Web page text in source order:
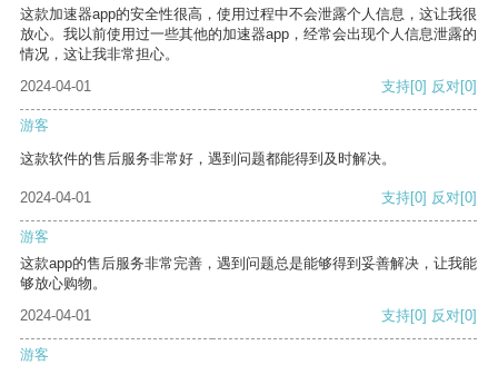
这款加速器app的安全性很高，使用过程中不会泄露个人信息，这让我很
放心。我以前使用过一些其他的加速器app，经常会出现个人信息泄露的
情况，这让我非常担心。
2024-04-01
支持[0] 反对[0]
游客
这款软件的售后服务非常好，遇到问题都能得到及时解决。
2024-04-01 支持[0] 反对[0]
游客
这款app的售后服务非常完善，遇到问题总是能够得到妥善解决，让我能
够放心购物。
2024-04-01
支持[0] 反对[0]
游客